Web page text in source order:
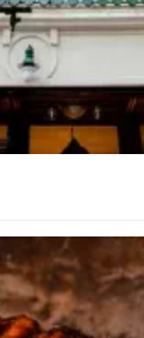
Buenos Aires